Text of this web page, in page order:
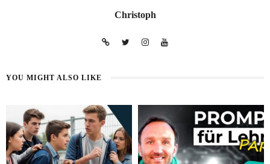
Christoph
YOU MIGHT ALSO LIKE